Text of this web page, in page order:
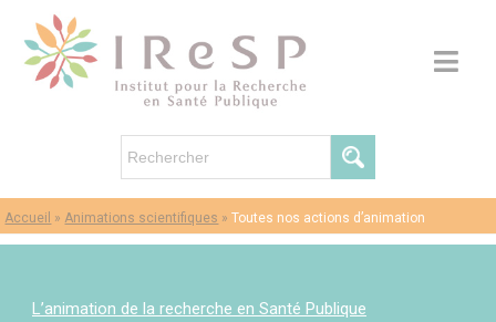
Accueil » Animations scientifiques »Toutes nos actions d’animation
L’animation de la recherche en Santé Publique